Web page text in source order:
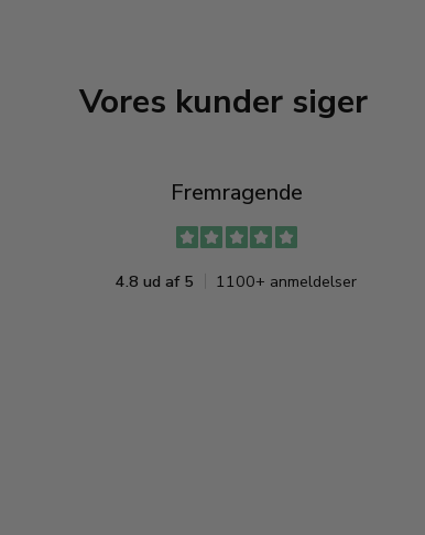
Vores kunder siger
Fremragende
4.8 ud af 5 1100+ anmeldelser